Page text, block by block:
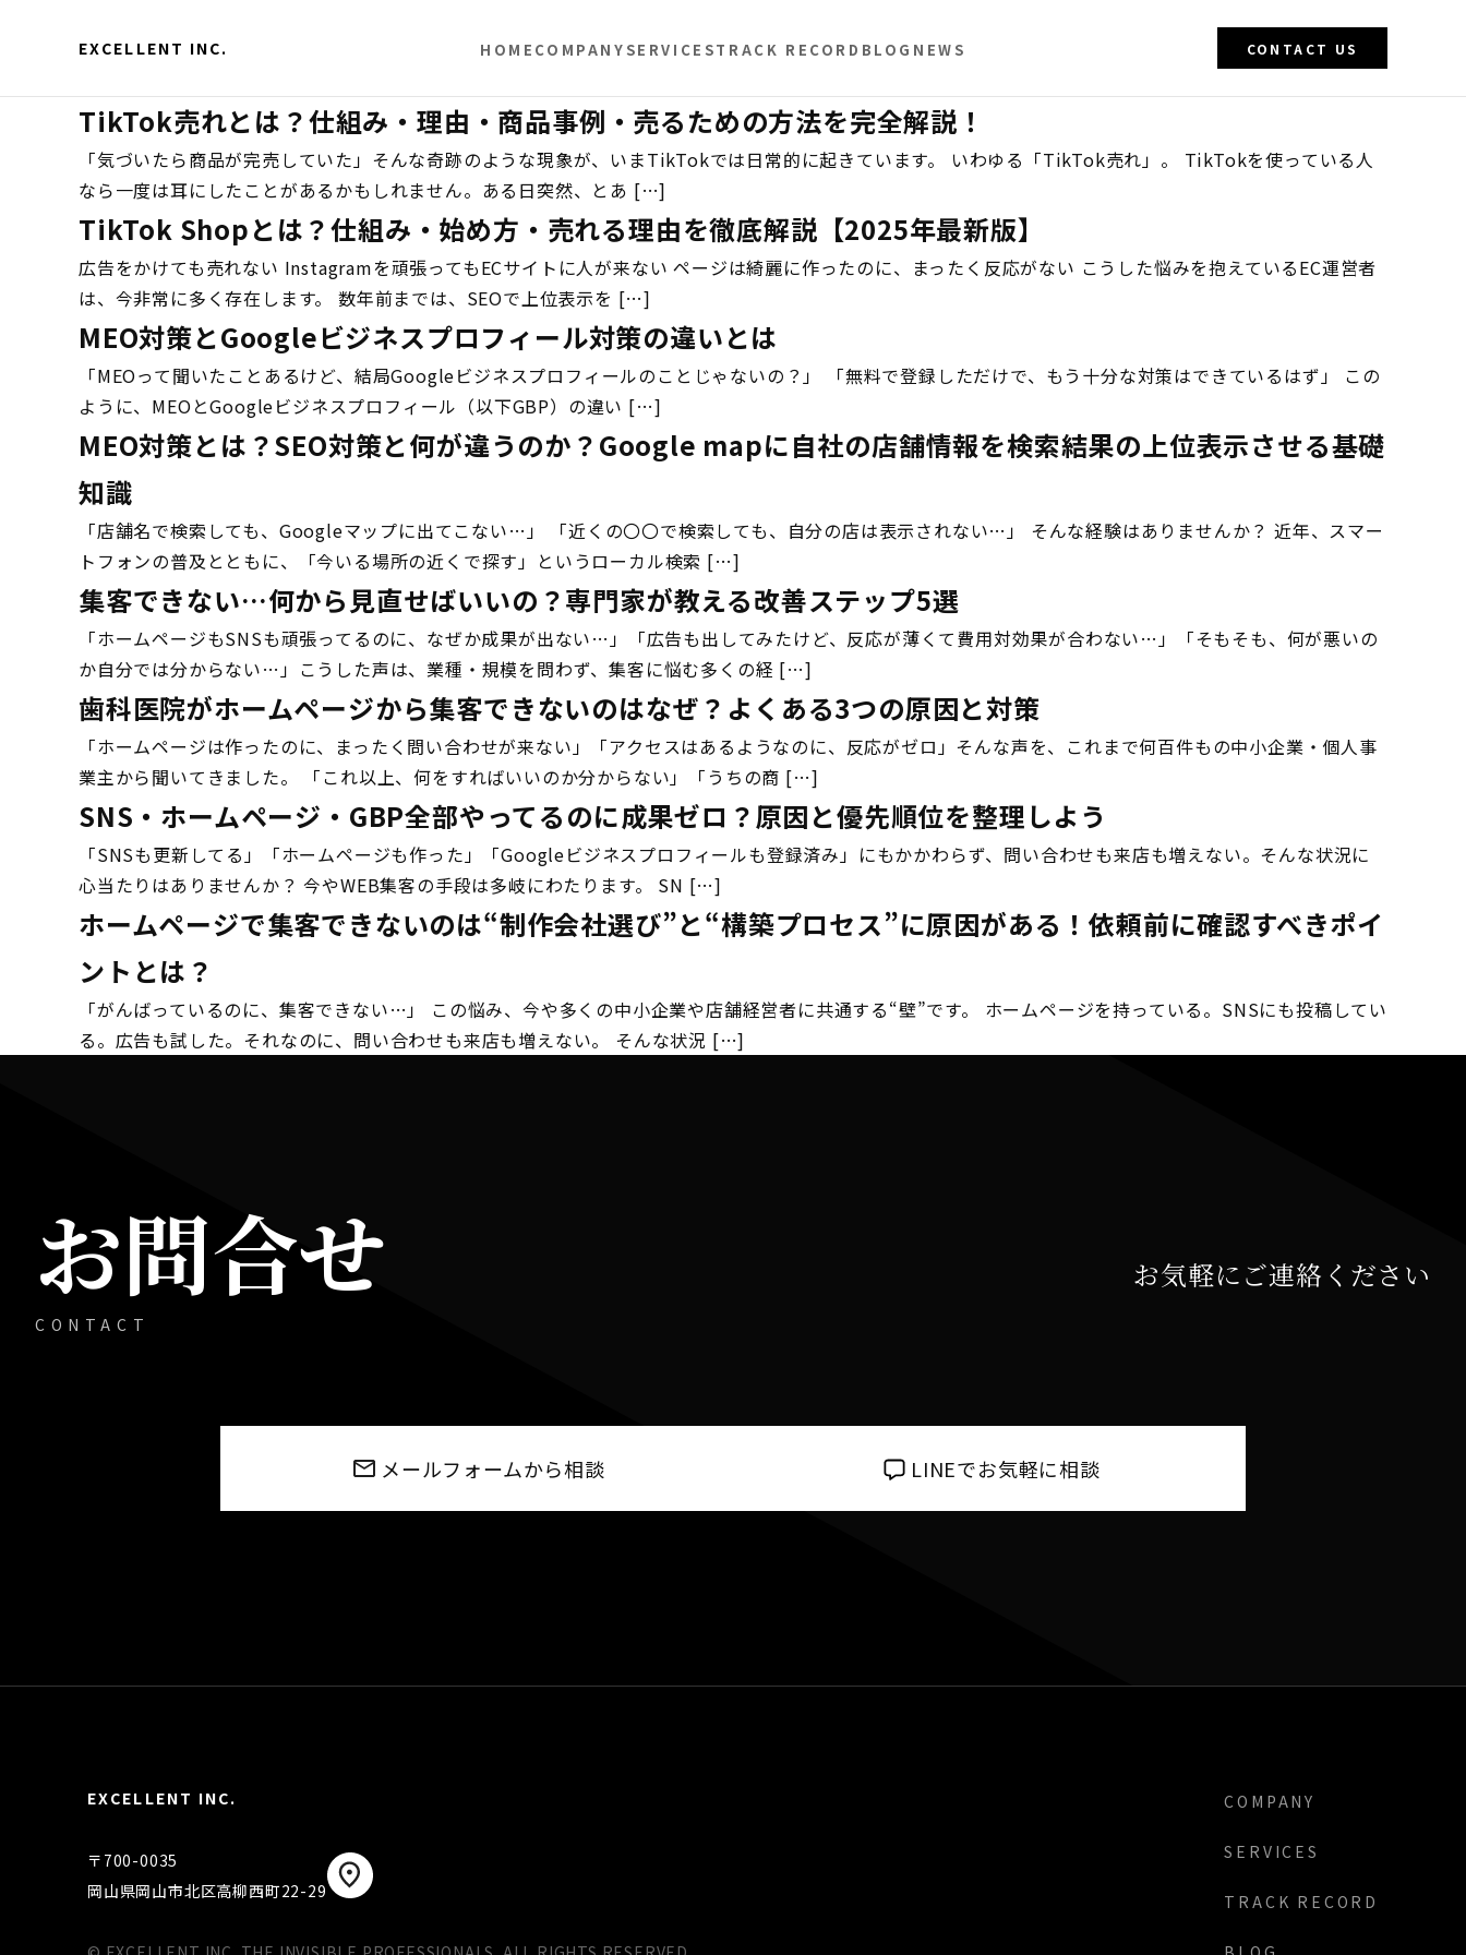
EXCELLENT INC. HOME COMPANY SERVICESTRACK RECORD BLOG NEWS CONTACT US
TikTok売れとは？仕組み・理由・商品事例・売るための方法を完全解説！
「気づいたら商品が完売していた」そんな奇跡のような現象が、いまTikTokでは日常的に起きています。 いわゆる「TikTok売れ」。 TikTokを使っている人
なら一度は耳にしたことがあるかもしれません。ある日突然、とあ […]
TikTok Shopとは？仕組み・始め方・売れる理由を徹底解説【2025年最新版】
広告をかけても売れない Instagramを頑張ってもECサイトに人が来ない ページは綺麗に作ったのに、まったく反応がない こうした悩みを抱えているEC運営者
は、今非常に多く存在します。 数年前までは、SEOで上位表示を […]
MEO対策とGoogleビジネスプロフィール対策の違いとは
「MEOって聞いたことあるけど、結局Googleビジネスプロフィールのことじゃないの？」 「無料で登録しただけで、もう十分な対策はできているはず」 この
ように、MEOとGoogleビジネスプロフィール（以下GBP）の違い […]
MEO対策とは？SEO対策と何が違うのか？Google mapに自社の店舗情報を検索結果の上位表示させる基礎
知識
「店舗名で検索しても、Googleマップに出てこない…」 「近くの〇〇で検索しても、自分の店は表示されない…」 そんな経験はありませんか？ 近年、スマー
トフォンの普及とともに、「今いる場所の近くで探す」というローカル検索 […]
集客できない…何から見直せばいいの？専門家が教える改善ステップ5選
「ホームページもSNSも頑張ってるのに、なぜか成果が出ない…」「広告も出してみたけど、反応が薄くて費用対効果が合わない…」「そもそも、何が悪いの
か自分では分からない…」こうした声は、業種・規模を問わず、集客に悩む多くの経 […]
歯科医院がホームページから集客できないのはなぜ？よくある3つの原因と対策
「ホームページは作ったのに、まったく問い合わせが来ない」「アクセスはあるようなのに、反応がゼロ」そんな声を、これまで何百件もの中小企業・個人事
業主から聞いてきました。 「これ以上、何をすればいいのか分からない」「うちの商 […]
SNS・ホームページ・GBP全部やってるのに成果ゼロ？原因と優先順位を整理しよう
「SNSも更新してる」「ホームページも作った」「Googleビジネスプロフィールも登録済み」にもかかわらず、問い合わせも来店も増えない。そんな状況に
心当たりはありませんか？ 今やWEB集客の手段は多岐にわたります。 SN […]
ホームページで集客できないのは“制作会社選び”と“構築プロセス”に原因がある！依頼前に確認すべきポイ
ントとは？
「がんばっているのに、集客できない…」 この悩み、今や多くの中小企業や店舗経営者に共通する“壁”です。 ホームページを持っている。SNSにも投稿してい
る。広告も試した。それなのに、問い合わせも来店も増えない。 そんな状況 […]
お問合せ
CONTACT
お気軽にご連絡ください
メールフォームから相談 LINEでお気軽に相談
EXCELLENT INC.
〒700-0035
岡山県岡山市北区高柳西町22-29
COMPANY
SERVICES
TRACK RECORD